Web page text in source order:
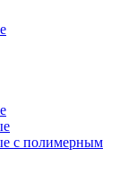
с полимерным